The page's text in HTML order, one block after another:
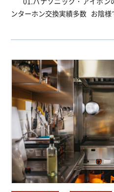
ンターホン交換実績多数 お陰様